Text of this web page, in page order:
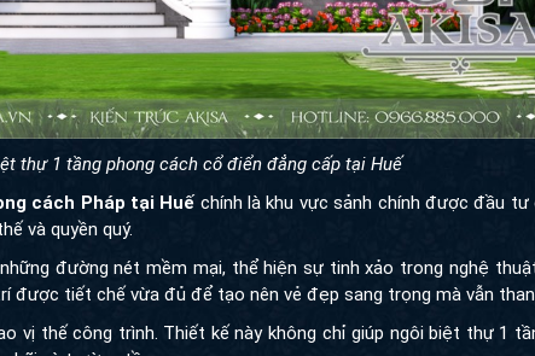
thự 1 tầng phong cách cổ điển đẳng cấp tại Huế
Pháp tại Huế
quyền quý.
đường nét mềm mại, thể hiện sự tinh xảo trong nghệ thuật
tiết chế vừa đủ để tạo nên vẻ đẹp sang trọng mà vẫn thanh thoát.